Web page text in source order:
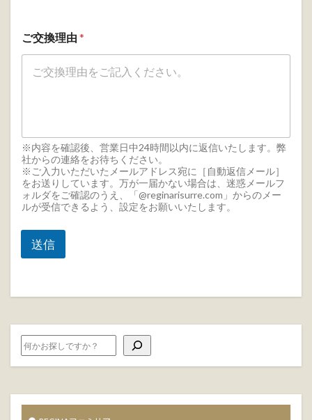
希
望
：
口
座
番
号
ご
商
可
］
で
な
ご交換理由 *
※内容を確認後、営業日中24時間以内に返信いたします。弊
社からの連絡をお待ちください。
※ご入力いただいたメールアドレス宛に［自動返信メール］
をお送りしています。万が一届かない場合は、迷惑メールフ
ォルダをご確認のうえ、「@reginarisurre.com」からのメー
ルが受信できるよう、設定をお願いいたします。
送信